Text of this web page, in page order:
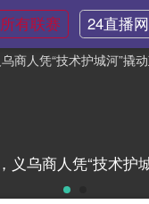
所有联赛
24直播网
NBA